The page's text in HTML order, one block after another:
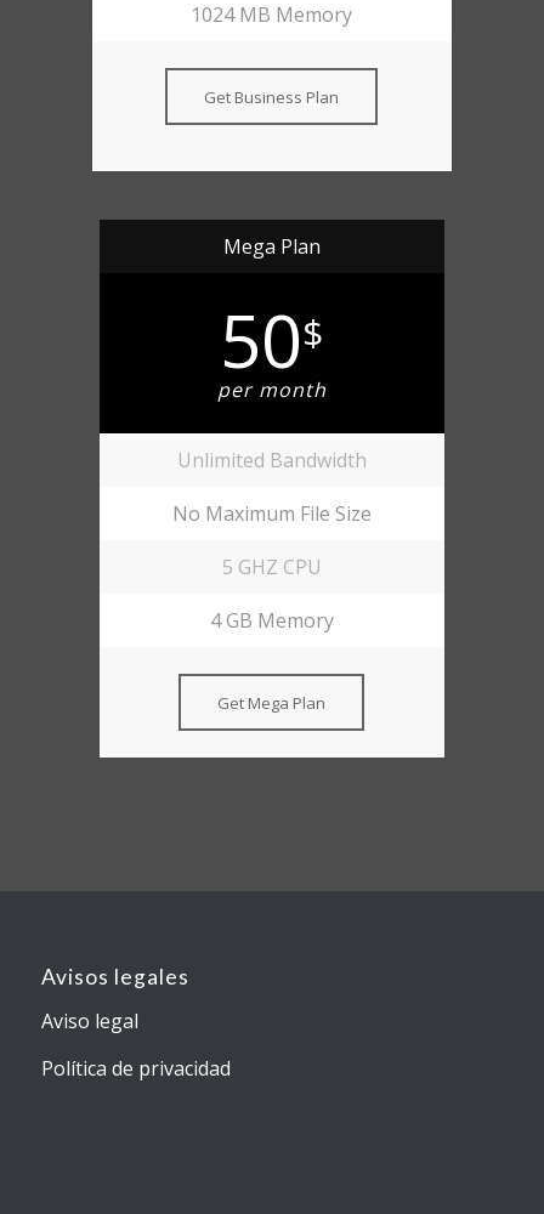
1024 MB Memory
Get Business Plan
Mega Plan
50$
per month
Unlimited Bandwidth
No Maximum File Size
5 GHZ CPU
4 GB Memory
Get Mega Plan
Avisos legales
Aviso legal
Política de privacidad